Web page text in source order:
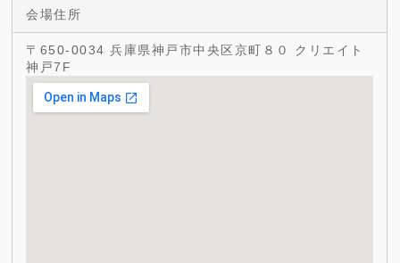
会場住所
〒650-0034 兵庫県神戸市中央区京町８０ クリエイト
神戸7F